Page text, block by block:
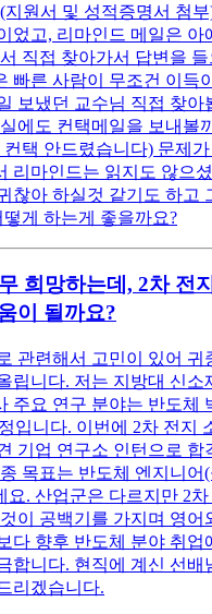
지원서 및 성적증명서 첨
었고, 리마인드 메일은 아
직접 찾아가서 답변을
빠른 사람이 무조건 이득
보냈던 교수님 직접 찾아
에도 컨택메일을 보내볼
택 안드렸습니다) 문제가
리마인드는 읽지도 않으
찮아 하실것 같기도 하고
게 하는게 좋을까요?
희망하는데, 2차 전
이 될까요?
관련해서 고민이 있어 귀
립니다. 저는 지방대 신소
주요 연구 분야는 반도체
입니다. 이번에 2차 전지
기업 연구소 인턴으로 합
목표는 반도체 엔지니어
요. 산업군은 다르지만 2
이 공백기를 가지며 영어
다 향후 반도체 분야 취업
합니다. 현직에 계신 선배
리겠습니다.